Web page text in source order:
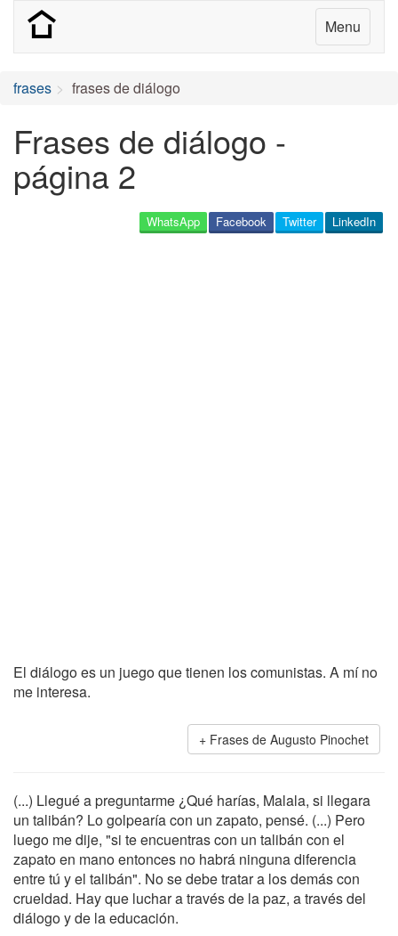
Menu
frases frases de diálogo
Frases de diálogo -
página 2
LinkedIn
Twitter
Facebook
WhatsApp
El diálogo es un juego que tienen los comunistas. A mí no
me interesa.
Frases de Augusto Pinochet
(...) Llegué a preguntarme ¿Qué harías, Malala, si llegara
un talibán? Lo golpearía con un zapato, pensé. (...) Pero
luego me dije, "si te encuentras con un talibán con el
zapato en mano entonces no habrá ninguna diferencia
entre tú y el talibán". No se debe tratar a los demás con
crueldad. Hay que luchar a través de la paz, a través del
diálogo y de la educación.